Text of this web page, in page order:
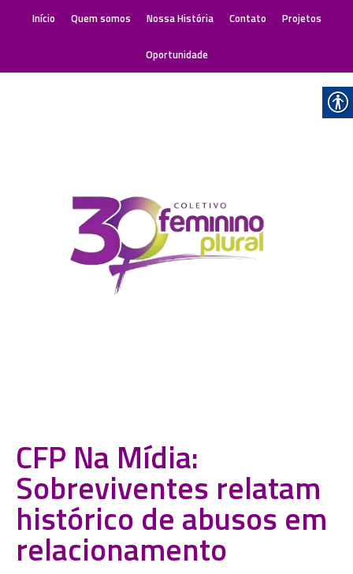
Início Quem somos Nossa História Contato Projetos
Oportunidade
CFP Na Mídia:
Sobreviventes relatam
histórico de abusos em
relacionamento